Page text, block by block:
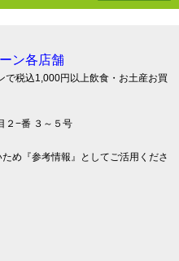
ン各店舗
で税込1,000円以上飲食・お土産お買
２−番 ３～５号
め『参考情報』としてご活用くださ